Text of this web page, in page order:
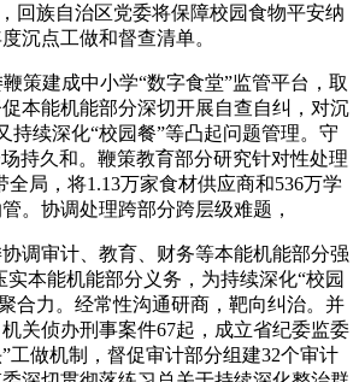
回族自治区党委将保障校园食物平安纳
度沉点工做和督查清单。
建成中小学“数字食堂”监管平台，取
本能机能部分深切开展自查自纠，对沉
持续深化“校园餐”等凸起问题管理。守
持久和。鞭策教育部分研究针对性处理
全局，将1.13万家食材供应商和536万学
。协调处理跨部分跨层级难题，
审计、教育、财务等本能机能部分强
本能机能部分义务，为持续深化“校园
合力。经常性沟通研商，靶向纠治。并
关侦办刑事案件67起，成立省纪委监委
工做机制，督促审计部分组建32个审计